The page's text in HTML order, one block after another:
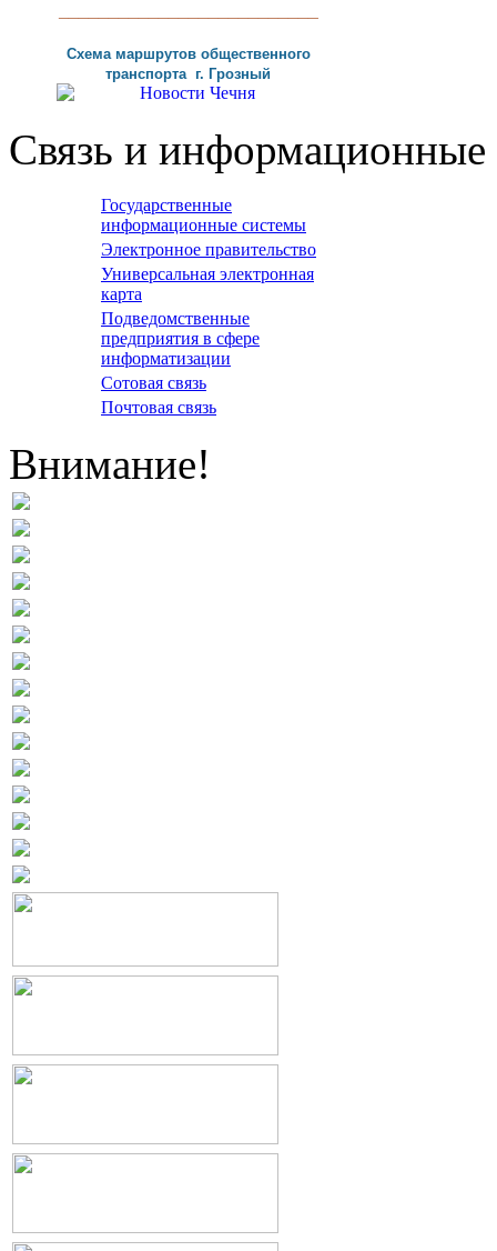
Схема маршрутов общественного
транспорта г. Грозный
Связь и информационные
Государственные
информационные системы
Электронное правительство
Универсальная электронная
карта
Подведомственные
предприятия в сфере
информатизации
Сотовая связь
Почтовая связь
Внимание!